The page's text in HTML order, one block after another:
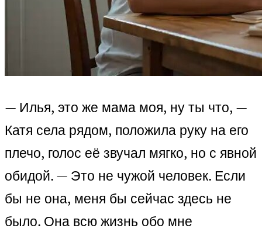
— Илья, это же мама моя, ну ты что, —
Катя села рядом, положила руку на его
плечо, голос её звучал мягко, но с явной
обидой. — Это не чужой человек. Если
бы не она, меня бы сейчас здесь не
было. Она всю жизнь обо мне